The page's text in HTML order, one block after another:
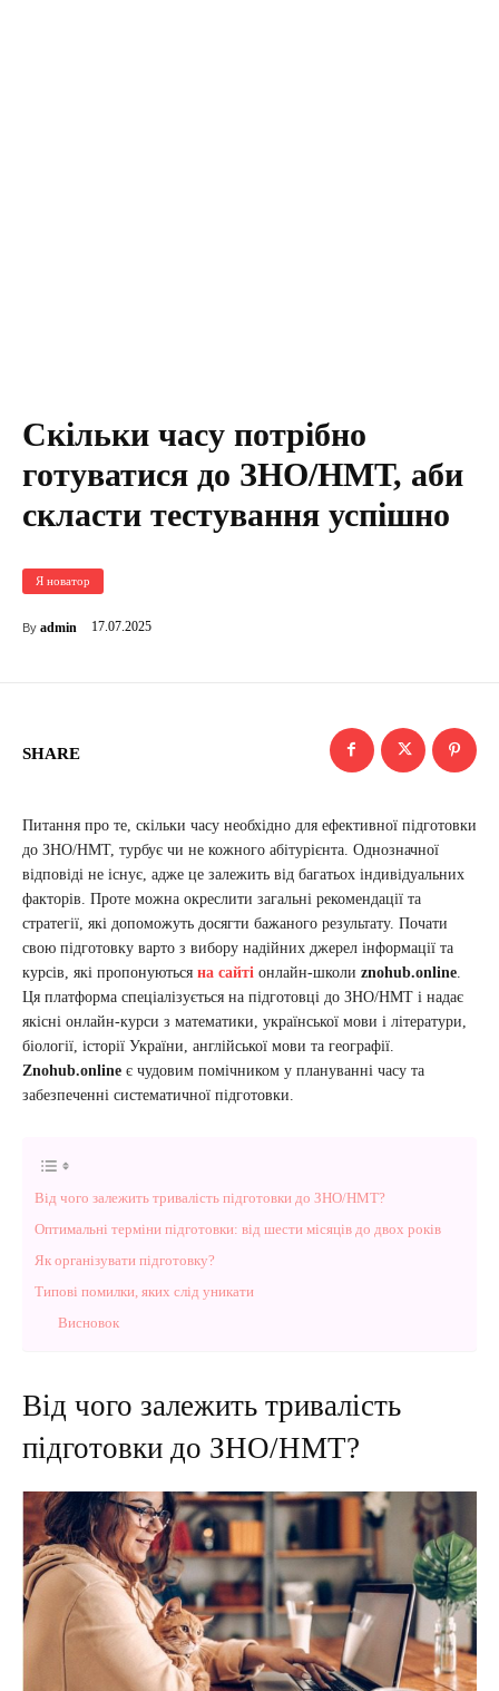
Скільки часу потрібно
готуватися до ЗНО/НМТ, аби
скласти тестування успішно
Я новатор
By admin 17.07.2025
SHARE
Питання про те, скільки часу необхідно для ефективної підготовки
до ЗНО/НМТ, турбує чи не кожного абітурієнта. Однозначної
відповіді не існує, адже це залежить від багатьох індивідуальних
факторів. Проте можна окреслити загальні рекомендації та
стратегії, які допоможуть досягти бажаного результату. Почати
свою підготовку варто з вибору надійних джерел інформації та
курсів, які пропонуються на сайті онлайн-школи znohub.online
Ця платформа спеціалізується на підготовці до ЗНО/НМТ і надає
якісні онлайн-курси з математики, української мови і літератури,
біології, історії України, англійської мови та географії.
Znohub.online є чудовим помічником у плануванні часу та
забезпеченні систематичної підготовки.
Від чого залежить тривалість підготовки до ЗНО/НМТ?
Оптимальні терміни підготовки: від шести місяців до двох років
Як організувати підготовку?
Типові помилки, яких слід уникати
Висновок
Від чого залежить тривалість
підготовки до ЗНО/НМТ?